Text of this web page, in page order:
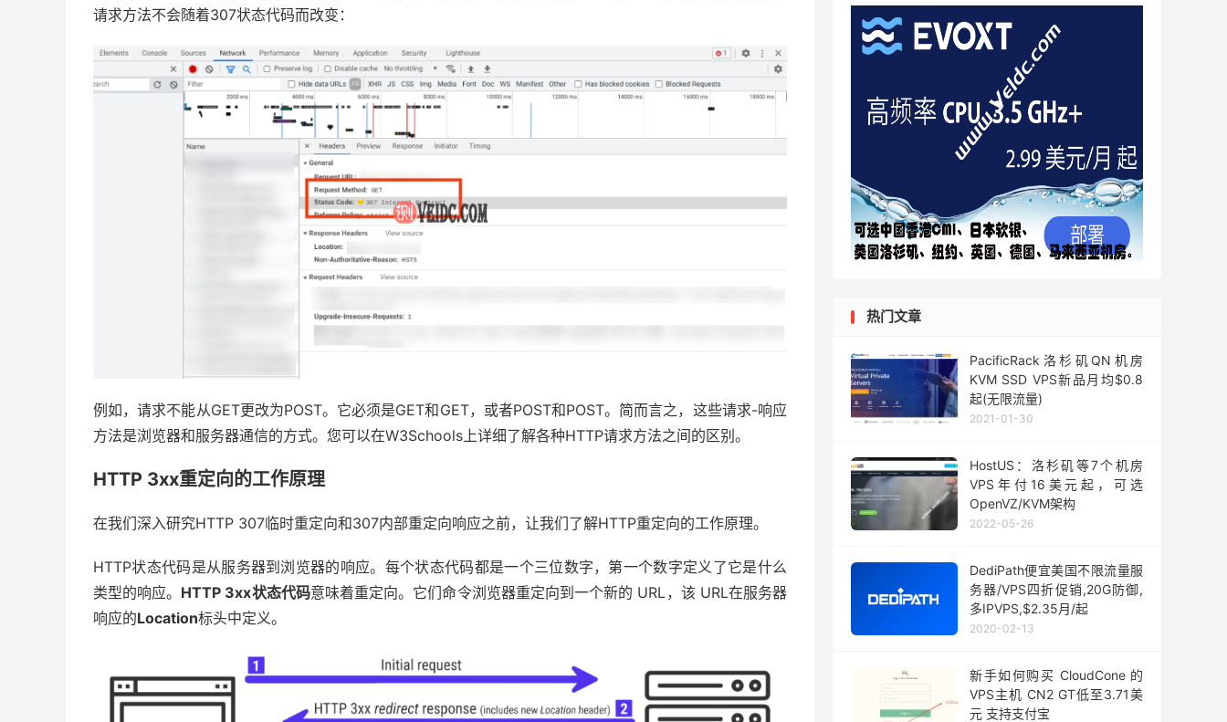
请求方法不会随着307状态代码而改变：
例如，请求不能从GET更改为POST。它必须是GET和GET，或者POST和POST。简而言之，这些请求-响应
方法是浏览器和服务器通信的方式。您可以在W3Schools上详细了解各种HTTP请求方法之间的区别。
HTTP 3xx重定向的工作原理
在我们深入研究HTTP 307临时重定向和307内部重定向响应之前，让我们了解HTTP重定向的工作原理。
HTTP状态代码是从服务器到浏览器的响应。每个状态代码都是一个三位数字，第一个数字定义了它是什么
类型的响应。 HTTP 3xx状态代码意味着重定向。它们命令浏览器重定向到一个新的 URL，该 URL在服务器
响应的Location标头中定义。
热门文章
PacificRack洛杉矶QN机房
KVM SSD VPS新品月均$0.8
起(无限流量)
2021-01-30
HostUS：洛杉矶等7个机房
VPS年付16美元起，可选
OpenVZ/KVM架构
2022-05-26
DediPath便宜美国不限流量服
务器/VPS四折促销,20G防御,
多IPVPS,$2.35月/起
2020-02-13
新手如何购买 CloudCone 的
VPS主机 CN2 GT低至3.71美
元 支持支付宝